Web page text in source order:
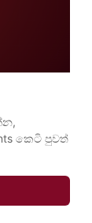
කෙටි පුවත්